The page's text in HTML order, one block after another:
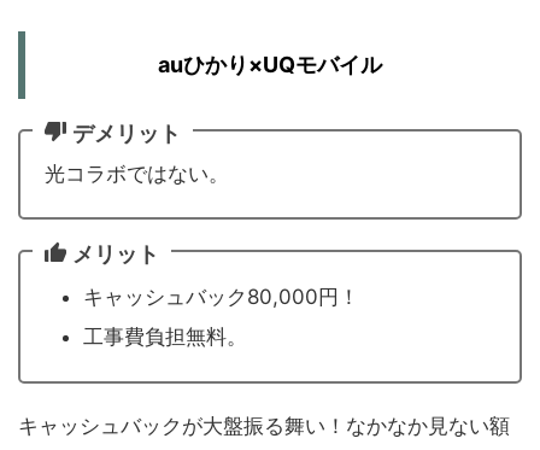
auひかり×UQモバイル
デメリット
光コラボではない。
メリット
キャッシュバック80,000円！
工事費負担無料。
キャッシュバックが大盤振る舞い！なかなか見ない額